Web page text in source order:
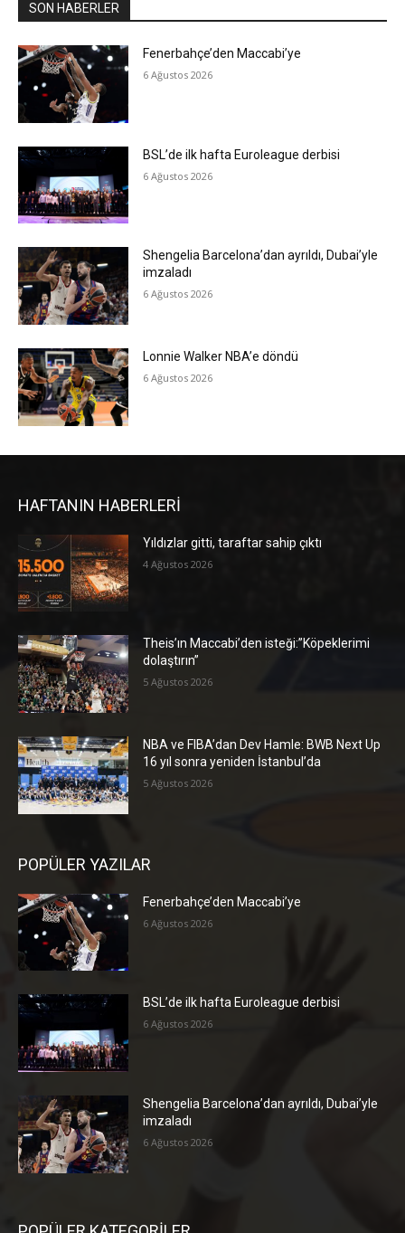
SON HABERLER
Fenerbahçe’den Maccabi’ye
6 Ağustos 2026
BSL’de ilk hafta Euroleague derbisi
6 Ağustos 2026
Shengelia Barcelona’dan ayrıldı, Dubai’yle
imzaladı
6 Ağustos 2026
Lonnie Walker NBA’e döndü
6 Ağustos 2026
HAFTANIN HABERLERİ
Yıldızlar gitti, taraftar sahip çıktı
4 Ağustos 2026
Theis’ın Maccabi’den isteği:”Köpeklerimi
dolaştırın”
5 Ağustos 2026
NBA ve FIBA’dan Dev Hamle: BWB Next Up
16 yıl sonra yeniden İstanbul’da
5 Ağustos 2026
POPÜLER YAZILAR
Fenerbahçe’den Maccabi’ye
6 Ağustos 2026
BSL’de ilk hafta Euroleague derbisi
6 Ağustos 2026
Shengelia Barcelona’dan ayrıldı, Dubai’yle
imzaladı
6 Ağustos 2026